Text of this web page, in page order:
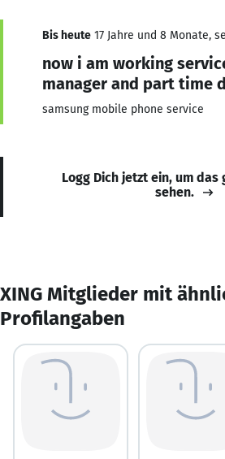
Bis heute 17 Jahre und 8 Monate,
now i am working
manager and part time
samsung mobile phone service
Logg Dich jetzt ein, um das
sehen.
XING Mitglieder mit
Profilangaben